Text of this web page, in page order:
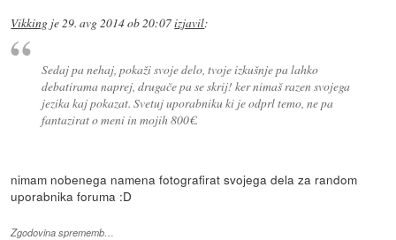
Vikking je29. avg 2014 ob 20:07izjavil:
Sedaj pa nehaj, pokaži svoje delo, tvoje izkušnje pa lahko
debatirama naprej, drugače pa se skrij! ker nimaš razen svojega
jezika kaj pokazat. Svetuj uporabniku ki je odprl temo, ne pa
fantazirat o meni in mojih 800€.
nimam nobenega namena fotografirat svojega dela za random
uporabnika foruma :D
Zgodovina sprememb…